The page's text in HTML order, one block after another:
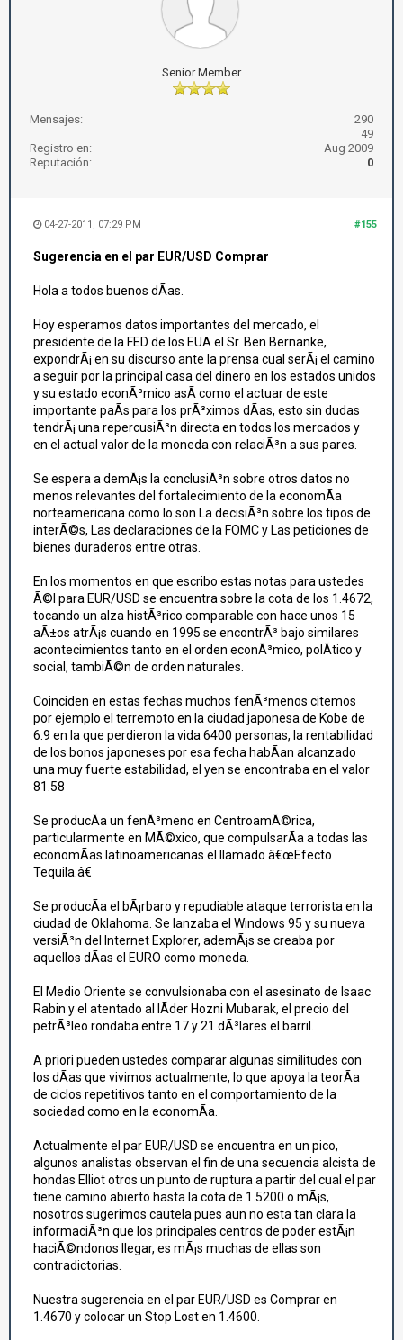
Senior Member
Mensajes:
290
49
Registro en:
Aug 2009
Reputación:
0
#155
04-27-2011, 07:29 PM
Sugerencia en el par EUR/USD Comprar
Hola a todos buenos dÃ­as.
Hoy esperamos datos importantes del mercado, el
presidente de la FED de los EUA el Sr. Ben Bernanke,
expondrÃ¡ en su discurso ante la prensa cual serÃ¡ el camino
a seguir por la principal casa del dinero en los estados unidos
y su estado econÃ³mico asÃ­ como el actuar de este
importante paÃ­s para los prÃ³ximos dÃ­as, esto sin dudas
tendrÃ¡ una repercusiÃ³n directa en todos los mercados y
en el actual valor de la moneda con relaciÃ³n a sus pares.
Se espera a demÃ¡s la conclusiÃ³n sobre otros datos no
menos relevantes del fortalecimiento de la economÃ­a
norteamericana como lo son La decisiÃ³n sobre los tipos de
interÃ©s, Las declaraciones de la FOMC y Las peticiones de
bienes duraderos entre otras.
En los momentos en que escribo estas notas para ustedes
Ã©l para EUR/USD se encuentra sobre la cota de los 1.4672,
tocando un alza histÃ³rico comparable con hace unos 15
aÃ±os atrÃ¡s cuando en 1995 se encontrÃ³ bajo similares
acontecimientos tanto en el orden econÃ³mico, polÃ­tico y
social, tambiÃ©n de orden naturales.
Coinciden en estas fechas muchos fenÃ³menos citemos
por ejemplo el terremoto en la ciudad japonesa de Kobe de
6.9 en la que perdieron la vida 6400 personas, la rentabilidad
de los bonos japoneses por esa fecha habÃ­an alcanzado
una muy fuerte estabilidad, el yen se encontraba en el valor
81.58
Se producÃ­a un fenÃ³meno en CentroamÃ©rica,
particularmente en MÃ©xico, que compulsarÃ­a a todas las
economÃ­as latinoamericanas el llamado â€œEfecto
Tequila.â€
Se producÃ­a el bÃ¡rbaro y repudiable ataque terrorista en la
ciudad de Oklahoma. Se lanzaba el Windows 95 y su nueva
versiÃ³n del Internet Explorer, ademÃ¡s se creaba por
aquellos dÃ­as el EURO como moneda.
El Medio Oriente se convulsionaba con el asesinato de Isaac
Rabin y el atentado al lÃ­der Hozni Mubarak, el precio del
petrÃ³leo rondaba entre 17 y 21 dÃ³lares el barril.
A priori pueden ustedes comparar algunas similitudes con
los dÃ­as que vivimos actualmente, lo que apoya la teorÃ­a
de ciclos repetitivos tanto en el comportamiento de la
sociedad como en la economÃ­a.
Actualmente el par EUR/USD se encuentra en un pico,
algunos analistas observan el fin de una secuencia alcista de
hondas Elliot otros un punto de ruptura a partir del cual el par
tiene camino abierto hasta la cota de 1.5200 o mÃ¡s,
nosotros sugerimos cautela pues aun no esta tan clara la
informaciÃ³n que los principales centros de poder estÃ¡n
haciÃ©ndonos llegar, es mÃ¡s muchas de ellas son
contradictorias.
Nuestra sugerencia en el par EUR/USD es Comprar en
1.4670 y colocar un Stop Lost en 1.4600.